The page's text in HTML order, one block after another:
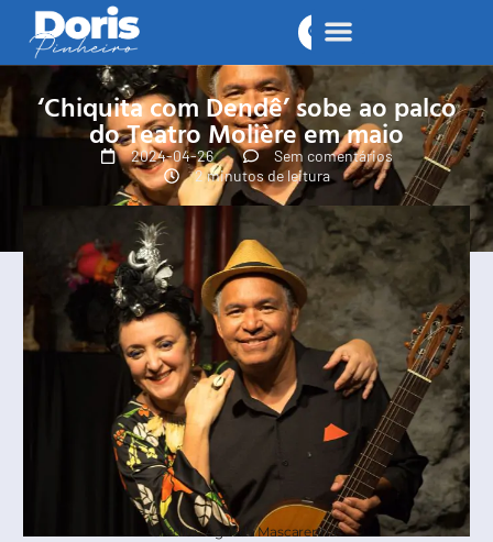
‘Chiquita com Dendê’ sobe ao palco
do Teatro Molière em maio
2024-04-26
Sem comentários
2 minutos de leitura
Crédito: Águeda Mascarenhas